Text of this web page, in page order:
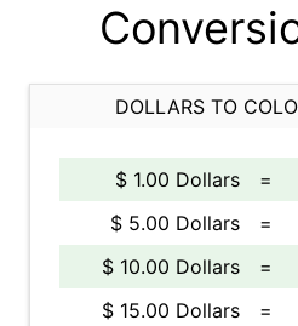
DOLLARS TO
$ 1.00 Dollars =
$ 5.00 Dollars
=
$ 10.00 Dollars
=
$ 15.00 Dollars
=